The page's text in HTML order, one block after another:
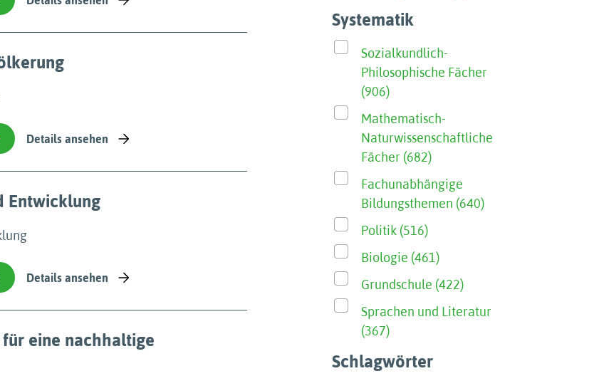
Details ansehen
Entwicklung
Details ansehen
eine nachhaltige
Systematik
Sozialkundlich-
Philosophische Fächer
(906)
Mathematisch-
Naturwissenschaftliche
Fächer (682)
Fachunabhängige
Bildungsthemen (640)
Politik (516)
Biologie (461)
Grundschule (422)
Sprachen und Literatur
(367)
Schlagwörter